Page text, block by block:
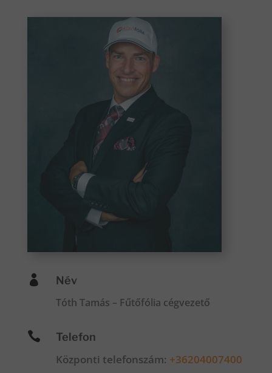
 Név
Tóth Tamás – Fűtőfólia cégvezető
 Telefon
Központi telefonszám: +36204007400